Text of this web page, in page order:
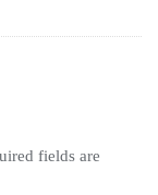
fields are